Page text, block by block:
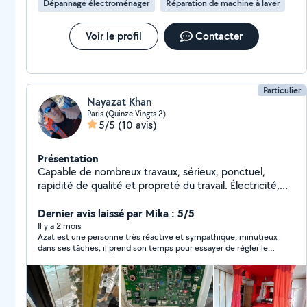
mes premiers clients. Un avis après intervention est
toujours apprécié !
Dépannage électroménager Réparation de machine à laver
Voir le profil Contacter
Particulier
Nayazat Khan
Paris (Quinze Vingts 2)
5/5 (10 avis)
Présentation
Capable de nombreux travaux, sérieux, ponctuel,
rapidité de qualité et propreté du travail. Électricité,
Dernier avis laissé par Mika : 5/5
Il y a 2 mois
Azat est une personne très réactive et sympathique, minutieux
dans ses tâches, il prend son temps pour essayer de régler le
avec plaisir pour de prochaines prestations si besoin :)